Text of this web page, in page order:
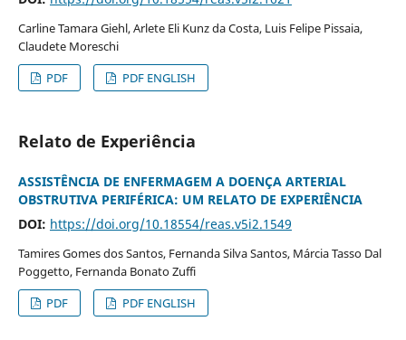
Carline Tamara Giehl, Arlete Eli Kunz da Costa, Luis Felipe Pissaia,
Claudete Moreschi
PDF
PDF ENGLISH
Relato de Experiência
ASSISTÊNCIA DE ENFERMAGEM A DOENÇA ARTERIAL
OBSTRUTIVA PERIFÉRICA: UM RELATO DE EXPERIÊNCIA
DOI: https://doi.org/10.18554/reas.v5i2.1549
Tamires Gomes dos Santos, Fernanda Silva Santos, Márcia Tasso Dal
Poggetto, Fernanda Bonato Zuffi
PDF
PDF ENGLISH